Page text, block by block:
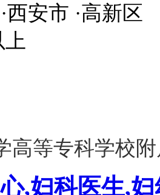
节日福利 班车接送 免息
事业编制
·西安市 ·高新区
高等专科学校
,妇科医生,